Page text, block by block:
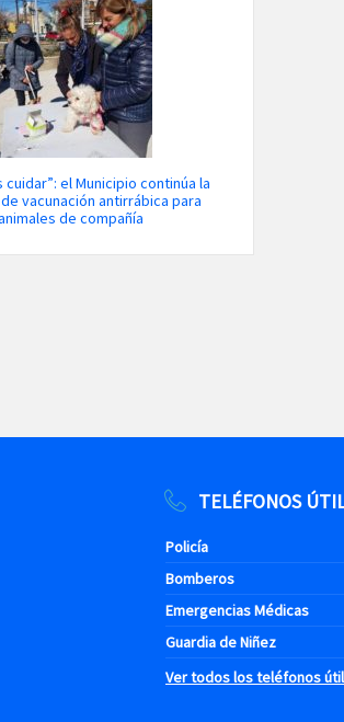
cuidar”: el Municipio continúa la
vacunación antirrábica para
de compañía
TELÉFONOS
Policía
Bomberos
Emergencias Médicas
Guardia de Niñez
Ver todos los teléfonos